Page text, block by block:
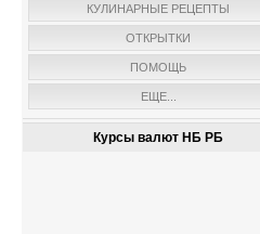
КУЛИНАРНЫЕ РЕЦЕПТЫ
ОТКРЫТКИ
ПОМОЩЬ
ЕЩЕ...
Курсы валют НБ РБ